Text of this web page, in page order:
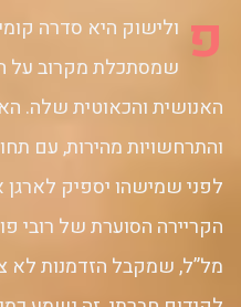
פ ולישוק היא סדרה
שמסתכלת מקרוב על
האנושית והכאוטית שלה.
והתרחשויות מהירות, עם
לפני שמישהו יספיק
הקריירה הסוערת של רובי
מל”ל, שמקבל הזדמנות לא